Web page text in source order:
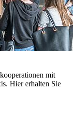
mit
Hier erhalten Sie